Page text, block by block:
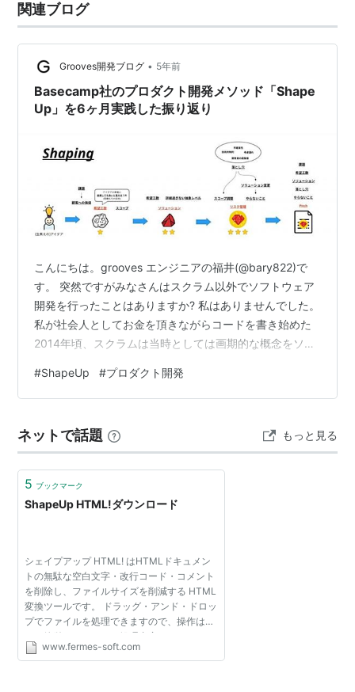
関連ブログ
Grooves開発ブログ • 5年前
Basecamp社のプロダクト開発メソッド「Shape
Up」を6ヶ月実践した振り返り
こんにちは。grooves エンジニアの福井(@bary822)で
す。 突然ですがみなさんはスクラム以外でソフトウェア
開発を行ったことはありますか? 私はありませんでした。
私が社会人としてお金を頂きながらコードを書き始めた
2014年頃、スクラムは当時としては画期的な概念をソフ
採用しているのはいわゆる「イケてる開発チーム」であ
りました。そして私は幸運にもこのイケてるチームでソ
一人だったのです。 それから7年という、この業界では
長いとされる年月が過ぎてスクラムは大衆化しました。
#ShapeUp #プロダクト開発
ネットで話題 もっと見る
5 ブックマーク
ShapeUp HTML!ダウンロード
シェイプアップ HTML! はHTMLドキュメン
トの無駄な空白文字・改行コード・コメント
を削除し、ファイルサイズを削減する HTML
変換ツールです。 ドラッグ・アンド・ドロッ
プでファイルを処理できますので、操作はと
ても簡単です。また、処理内容をタスクファ
イルに保存できますので、それを読み込んで
www.fermes-soft.com